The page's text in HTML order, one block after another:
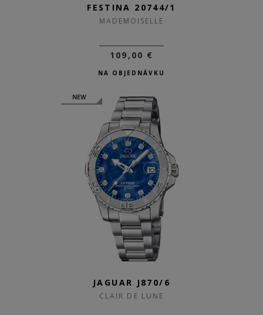
FESTINA 20744/1
MADEMOISELLE
109,00 €
NA OBJEDNÁVKU
NEW
JAGUAR J870/6
CLAIR DE LUNE